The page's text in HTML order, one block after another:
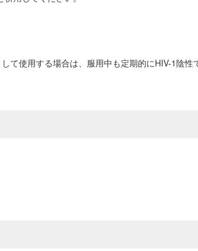
使用する場合は、服用中も定期的にHIV-1陰性